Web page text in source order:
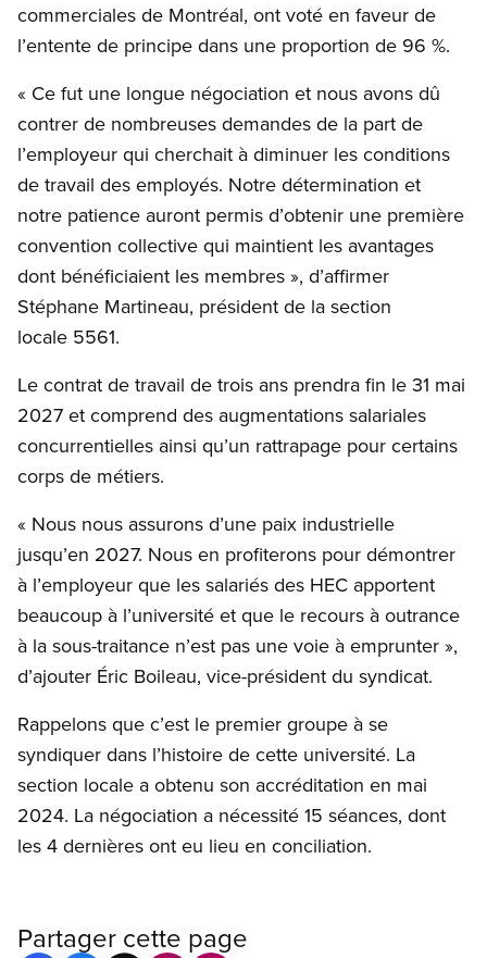
commerciales de Montréal, ont voté en faveur de
l’entente de principe dans une proportion de 96 %.
« Ce fut une longue négociation et nous avons dû
contrer de nombreuses demandes de la part de
l’employeur qui cherchait à diminuer les conditions
de travail des employés. Notre détermination et
notre patience auront permis d’obtenir une première
convention collective qui maintient les avantages
dont bénéficiaient les membres », d’affirmer
Stéphane Martineau, président de la section
locale 5561.
Le contrat de travail de trois ans prendra fin le 31 mai
2027 et comprend des augmentations salariales
concurrentielles ainsi qu’un rattrapage pour certains
corps de métiers.
« Nous nous assurons d’une paix industrielle
jusqu’en 2027. Nous en profiterons pour démontrer
à l’employeur que les salariés des HEC apportent
beaucoup à l’université et que le recours à outrance
à la sous-traitance n’est pas une voie à emprunter »,
d’ajouter Éric Boileau, vice-président du syndicat.
Rappelons que c’est le premier groupe à se
syndiquer dans l’histoire de cette université. La
section locale a obtenu son accréditation en mai
2024. La négociation a nécessité 15 séances, dont
les 4 dernières ont eu lieu en conciliation.
Partager cette page